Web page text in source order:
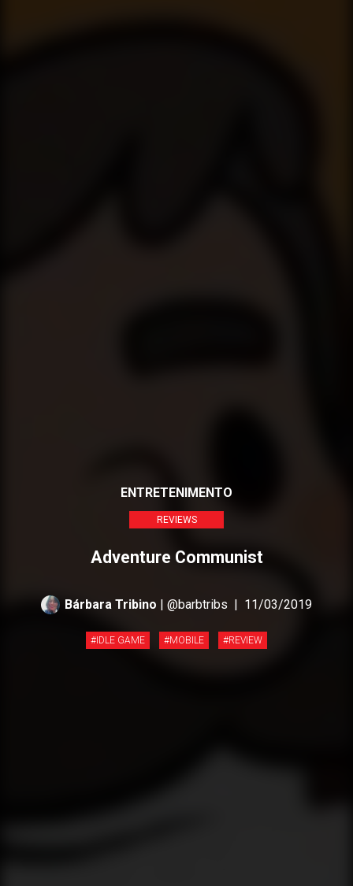
ENTRETENIMENTO
REVIEWS
Adventure Communist
Bárbara Tribino | @barbtribs | 11/03/2019
#IDLE GAME #MOBILE #REVIEW